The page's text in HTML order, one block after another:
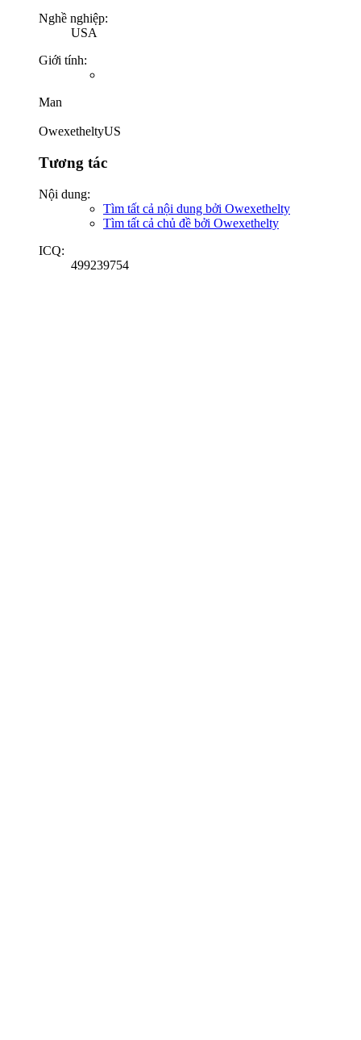
Nghề nghiệp:
USA
Giới tính:
Man
OwexetheltyUS
Tương tác
Nội dung:
Tìm tất cả nội dung bởi Owexethelty
Tìm tất cả chủ đề bởi Owexethelty
ICQ:
499239754